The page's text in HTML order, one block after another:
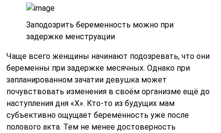
Заподозрить беременность можно при
задержке менструации
Чаще всего женщины начинают подозревать, что они
беременны при задержке месячных. Однако при
запланированном зачатии девушка может
почувствовать изменения в своём организме ещё до
наступления дня «Х». Кто-то из будущих мам
субъективно ощущает беременность уже после
полового акта. Тем не менее достоверность